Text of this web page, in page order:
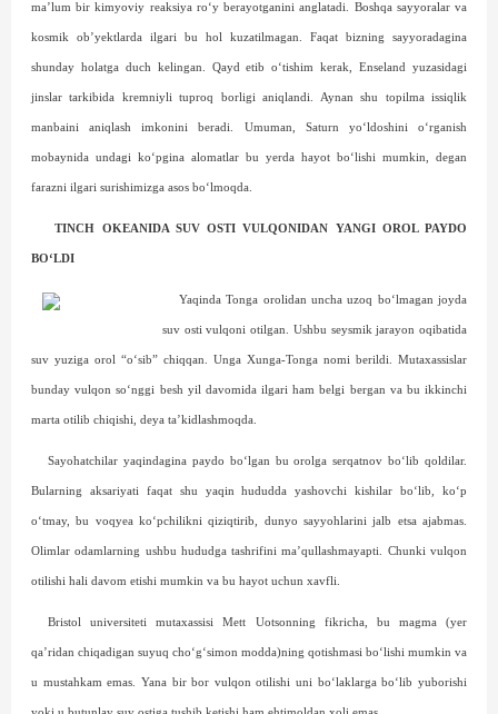
ma’lum bir kimyoviy reaksiya ro‘y berayotganini anglatadi. Boshqa sayyoralar va
kosmik ob’yektlarda ilgari bu hol kuzatilmagan. Faqat bizning sayyoradagina
shunday holatga duch kelingan. Qayd etib o‘tishim kerak, Enseland yuzasidagi
jinslar tarkibida kremniyli tuproq borligi aniqlandi. Aynan shu topilma issiqlik
manbaini aniqlash imkonini beradi. Umuman, Saturn yo‘ldoshini o‘rganish
mobaynida undagi ko‘pgina alomatlar bu yerda hayot bo‘lishi mumkin, degan
farazni ilgari surishimizga asos bo‘lmoqda.
TINCH OKEANIDA SUV OSTI VULQONIDAN YANGI OROL PAYDO
BO‘LDI
Yaqinda Tonga orolidan uncha uzoq bo‘lmagan joyda
suv osti vulqoni otilgan. Ushbu seysmik jarayon oqibatida
suv yuziga orol “o‘sib” chiqqan. Unga Xunga-Tonga nomi berildi. Mutaxassislar
bunday vulqon so‘nggi besh yil davomida ilgari ham belgi bergan va bu ikkinchi
marta otilib chiqishi, deya ta’kidlashmoqda.
Sayohatchilar yaqindagina paydo bo‘lgan bu orolga serqatnov bo‘lib qoldilar.
Bularning aksariyati faqat shu yaqin hududda yashovchi kishilar bo‘lib, ko‘p
o‘tmay, bu voqyea ko‘pchilikni qiziqtirib, dunyo sayyohlarini jalb etsa ajabmas.
Olimlar odamlarning ushbu hududga tashrifini ma’qullashmayapti. Chunki vulqon
otilishi hali davom etishi mumkin va bu hayot uchun xavfli.
Bristol universiteti mutaxassisi Mett Uotsonning fikricha, bu magma (yer
qa’ridan chiqadigan suyuq cho‘g‘simon modda)ning qotishmasi bo‘lishi mumkin va
u mustahkam emas. Yana bir bor vulqon otilishi uni bo‘laklarga bo‘lib yuborishi